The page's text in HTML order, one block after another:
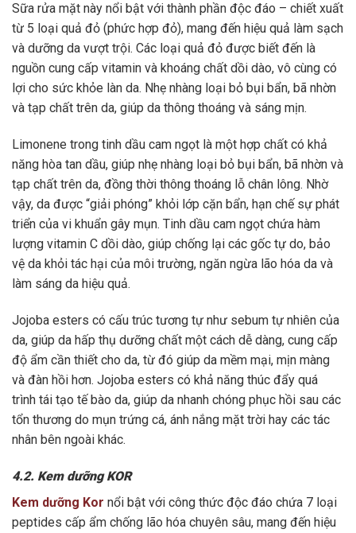
Sữa rửa mặt này nổi bật với thành phần độc đáo – chiết xuất
từ 5 loại quả đỏ (phức hợp đỏ), mang đến hiệu quả làm sạch
và dưỡng da vượt trội. Các loại quả đỏ được biết đến là
nguồn cung cấp vitamin và khoáng chất dồi dào, vô cùng có
lợi cho sức khỏe làn da. Nhẹ nhàng loại bỏ bụi bẩn, bã nhờn
và tạp chất trên da, giúp da thông thoáng và sáng mịn.
Limonene trong tinh dầu cam ngọt là một hợp chất có khả
năng hòa tan dầu, giúp nhẹ nhàng loại bỏ bụi bẩn, bã nhờn và
tạp chất trên da, đồng thời thông thoáng lỗ chân lông. Nhờ
vậy, da được “giải phóng” khỏi lớp cặn bẩn, hạn chế sự phát
triển của vi khuẩn gây mụn. Tinh dầu cam ngọt chứa hàm
lượng vitamin C dồi dào, giúp chống lại các gốc tự do, bảo
vệ da khỏi tác hại của môi trường, ngăn ngừa lão hóa da và
làm sáng da hiệu quả.
Jojoba esters có cấu trúc tương tự như sebum tự nhiên của
da, giúp da hấp thụ dưỡng chất một cách dễ dàng, cung cấp
độ ẩm cần thiết cho da, từ đó giúp da mềm mại, mịn màng
và đàn hồi hơn. Jojoba esters có khả năng thúc đẩy quá
trình tái tạo tế bào da, giúp da nhanh chóng phục hồi sau các
tổn thương do mụn trứng cá, ánh nắng mặt trời hay các tác
nhân bên ngoài khác.
4.2. Kem dưỡng KOR
Kem dưỡng Kor nổi bật với công thức độc đáo chứa 7 loại
peptides cấp ẩm chống lão hóa chuyên sâu, mang đến hiệu